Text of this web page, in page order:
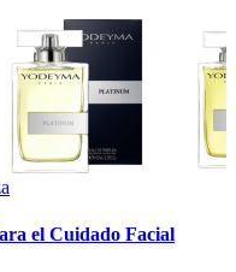
el Cuidado Facial